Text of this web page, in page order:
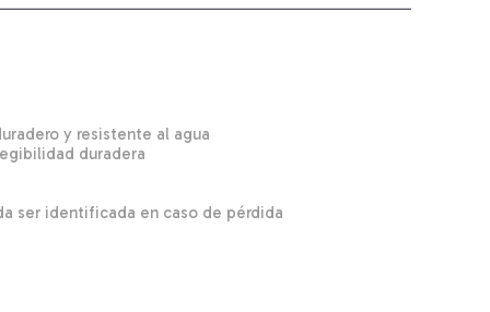
y resistente al agua
duradera
ser identificada en caso de pérdida